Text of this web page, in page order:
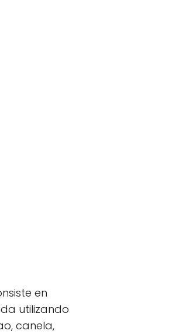
en
utilizando
canela,